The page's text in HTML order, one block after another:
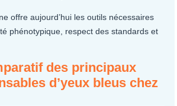
offre aujourd’hui les outils nécessaires
phénotypique, respect des standards et
des principaux
d’yeux bleus chez